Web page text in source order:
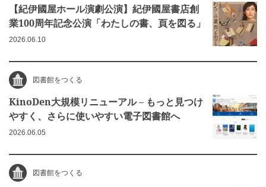
【紀伊國屋ホール演劇公演】紀伊國屋書店創
業100周年記念公演「わたしの書、頁を図る」
2026.06.10
図書館をつくる
KinoDen大規模リニューアル – もっと見つけ
やすく、さらに使いやすい電子図書館へ
2026.06.05
図書館をつくる